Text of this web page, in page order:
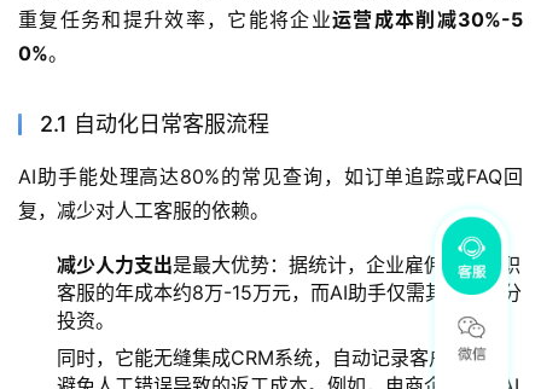
重复任务和提升效率，它能将企业运营成本削减30%-5
0%。
2.1 自动化日常客服流程
AI助手能处理高达80%的常见查询，如订单追踪或FAQ回
复，减少对人工客服的依赖。
减少人力支出是最大优势：据统计，企业雇佣一名全职
客服的年成本约8万-15万元，而AI助手仅需其一小部分
投资。
同时，它能无缝集成CRM系统，自动记录客户数据，